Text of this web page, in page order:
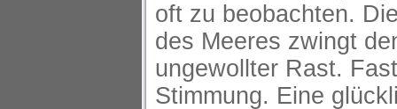
oft zu beobachten.
des Meeres zwingt
ungewollter Rast.
Stimmung. Eine